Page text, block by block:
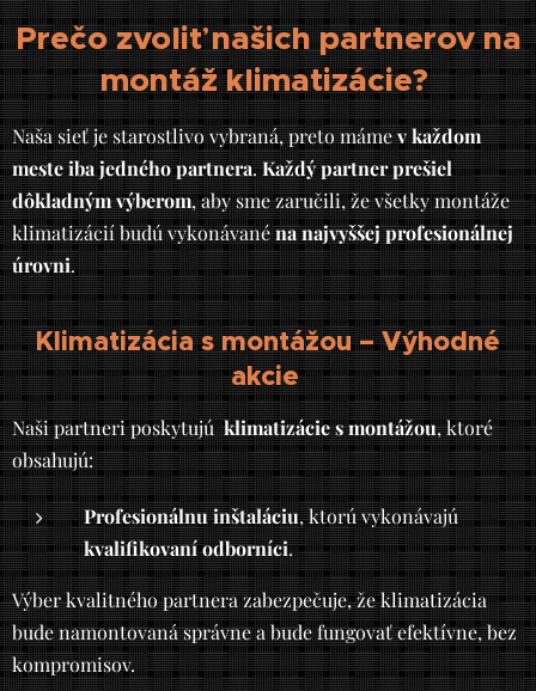
Prečo zvoliť našich partnerov na
montáž klimatizácie?
Naša sieť je starostlivo vybraná, preto mámev každom
meste iba jedného partnera.Každý partner prešiel
dôkladným výberom, aby sme zaručili, že všetky montáže
klimatizácií budú vykonávanéna najvyššej profesionálnej
úrovni.
Klimatizácia s montážou – Výhodné
akcie
Naši partneri poskytujúklimatizácie s montážou, ktoré
obsahujú:
Profesionálnu inštaláciu, ktorú vykonávajú
kvalifikovaní odborníci.
Výber kvalitného partnera zabezpečuje, že klimatizácia
bude namontovaná správne a bude fungovať efektívne, bez
kompromisov.